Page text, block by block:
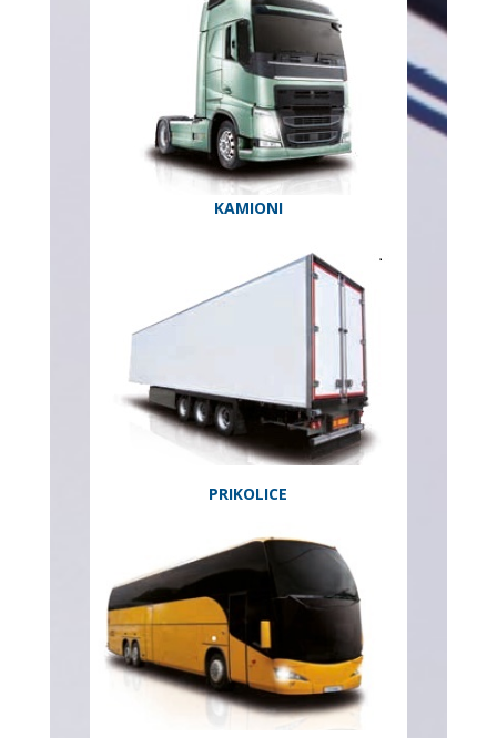
KAMIONI
PRIKOLICE